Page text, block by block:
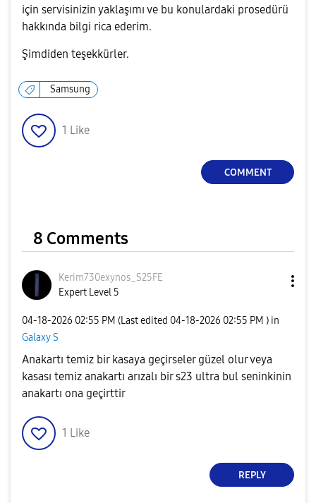
için servisinizin yaklaşımı ve bu konulardaki prosedürü
hakkında bilgi rica ederim.
Şimdiden teşekkürler.
Samsung
1 Like
COMMENT
8 Comments
Kerim730exynos_ S25FE
Expert Level 5
‎04-18-2026 02:55 PM (Last edited ‎04-18-2026 02:55 PM ) in
Galaxy S
Anakartı temiz bir kasaya geçirseler güzel olur veya
kasası temiz anakartı arızalı bir s23 ultra bul seninkinin
anakartı ona geçirttir
1 Like
REPLY